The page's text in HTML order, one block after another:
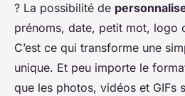
? La possibilité de
prénoms, date, petit mot, logo
C’est ce qui transforme une
unique. Et peu importe le
que les photos, vidéos et GIFs